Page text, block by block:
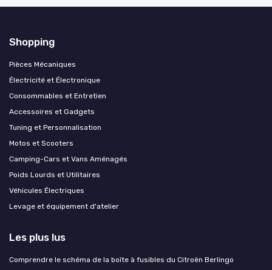
Shopping
Pièces Mécaniques
Électricité et Électronique
Consommables et Entretien
Accessoires et Gadgets
Tuning et Personnalisation
Motos et Scooters
Camping-Cars et Vans Aménagés
Poids Lourds et Utilitaires
Véhicules Électriques
Levage et équipement d'atelier
Les plus lus
Comprendre le schéma de la boîte à fusibles du Citroën Berlingo